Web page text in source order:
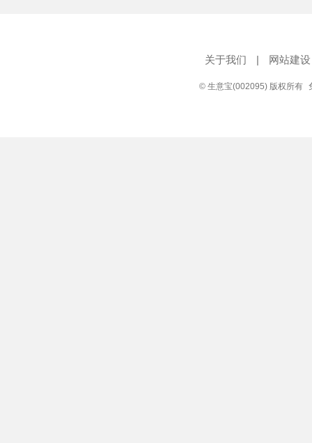
关于我们 | 网站建设
© 生意宝(002095) 版权所有